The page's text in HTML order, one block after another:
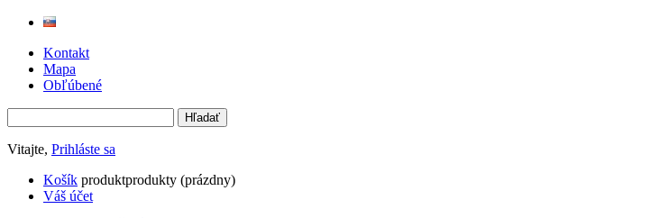
Kontakt
Mapa
Obľúbené
Vitajte, Prihláste sa
Košík produktprodukty (prázdny)
Váš účet